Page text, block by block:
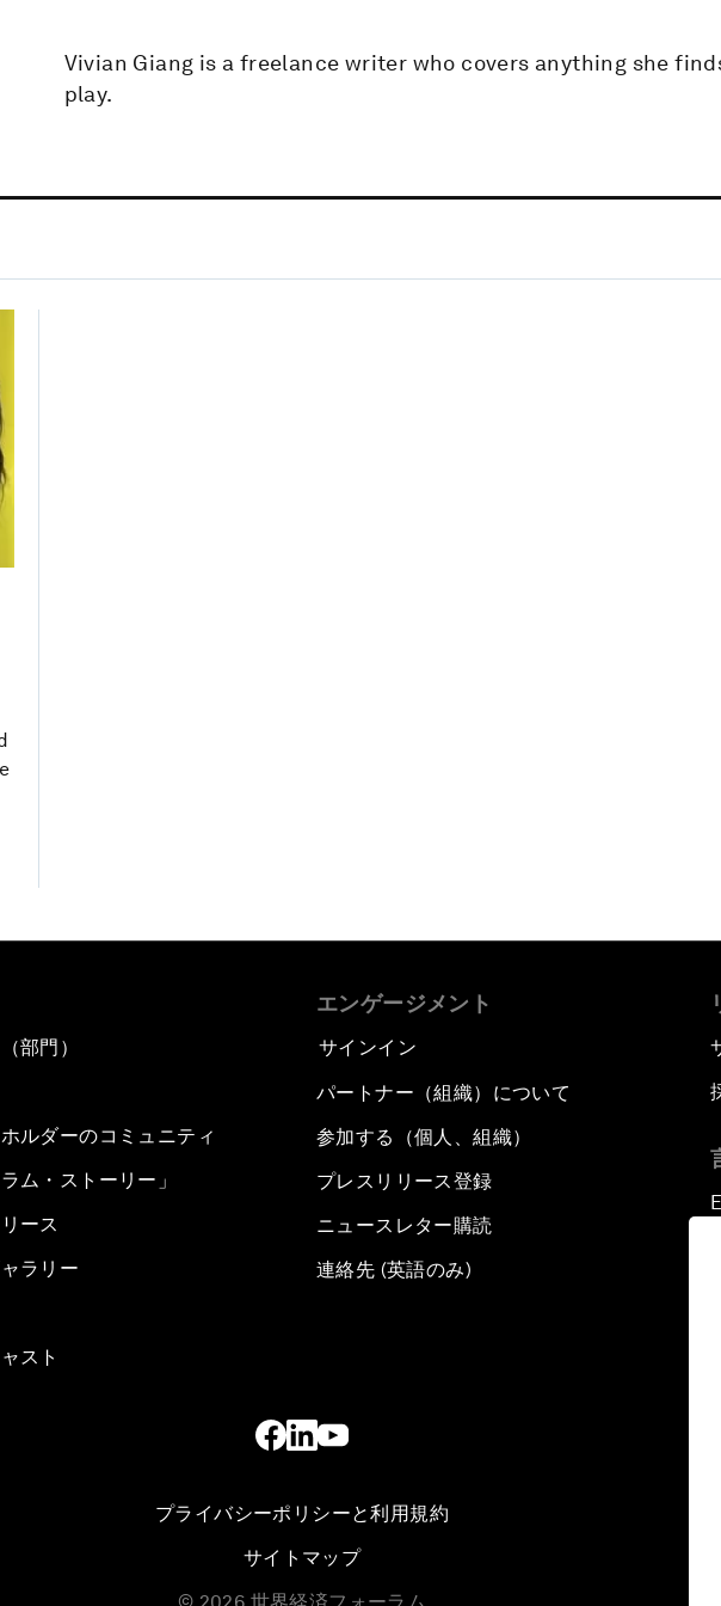
Vivian Giang is a freelance writer who covers anything she
play.
部門）
ルダーのコミュニティ
ム・ストーリー」
ース
ラリー
スト
エンゲージメント
サインイン
パートナー（組織）について
参加する（個人、組織）
プレスリリース登録
ニュースレター購読
連絡先 (英語のみ)
プライバシーポリシーと利用規約
サイトマップ